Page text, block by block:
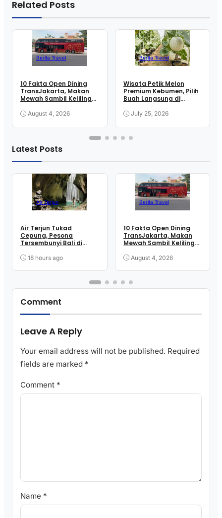
Related Posts
Berita Travel
10 Fakta Open Dining
TransJakarta, Makan
Mewah Sambil Keliling
August 4, 2026
Berita Travel
Wisata Petik Melon
Premium Kebumen, Pilih
Buah Langsung di
July 25, 2026
Latest Posts
Air Terjun
Air Terjun Tukad
Cepung, Pesona
Tersembunyi Bali di
18 hours ago
Berita Travel
10 Fakta Open Dining
TransJakarta, Makan
Mewah Sambil Keliling
August 4, 2026
Comment
Leave A Reply
Your email address will not be published. Required
fields are marked *
Comment *
Name *